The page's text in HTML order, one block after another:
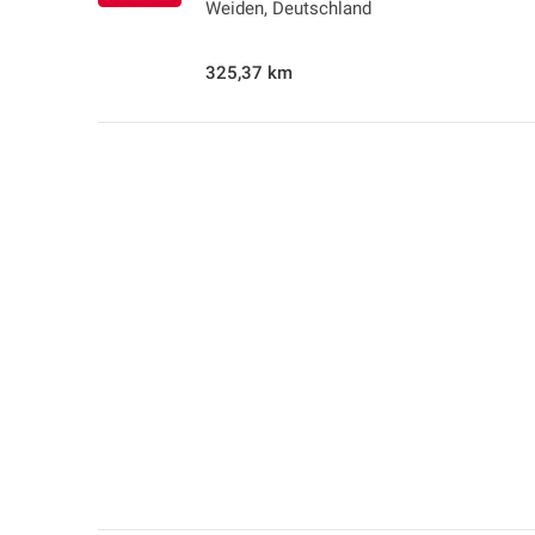
Weiden, Deutschland
325,37 km